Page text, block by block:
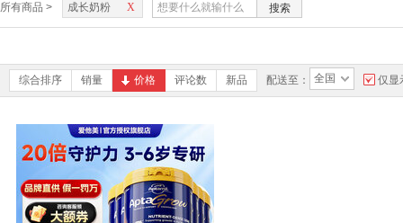
所有商品 > X
成长奶粉 搜索
综合排序 销量 价格 评论数 新品 配送至： 全国 仅显